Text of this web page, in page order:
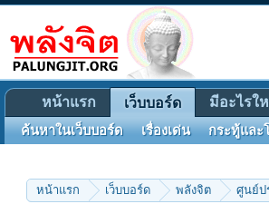
หน้าแรก เว็บบอร์ด พลังจิต ศูนย์ป
หน้าแรก เว็บบอร์ด
ค้นหาในเว็บบอร์ด เรื่องเด่น กระทู้และ
มีอะไรใ